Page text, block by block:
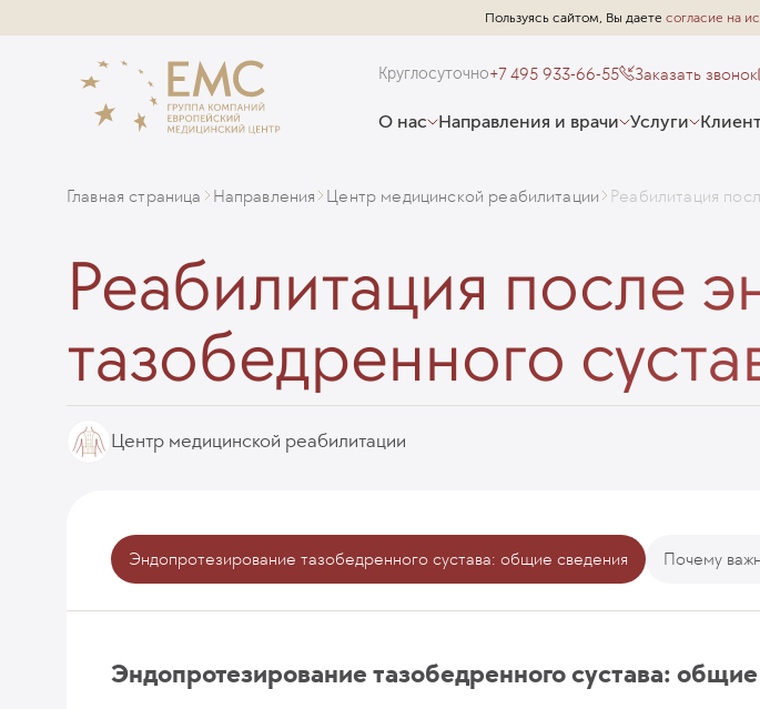
Пользуясь сайтом, Вы даете согласие на
Круглосуточно+7 495 933-66-55 Заказать звонок
О нас Направления и врачи Услуги
Главная страница Направления Центр медицинской реабилитации Реабилитация
Реабилитация после
тазобедренного
Центр медицинской реабилитации
Эндопротезирование тазобедренного сустава: общие сведения Почему
Эндопротезирование тазобедренного сустава: